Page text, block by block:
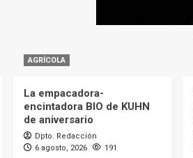
AGRÍCOLA
La empacadora-
encintadora BIO de KUHN
de aniversario
Dpto. Redacción
6 agosto, 2026
191